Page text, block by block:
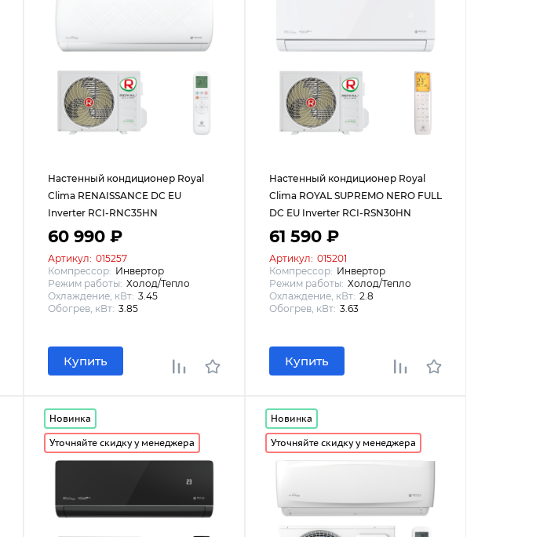
Настенный кондиционер Royal
Clima RENAISSANCE DC EU
Inverter RCI-RNC35HN
60 990 ₽
Артикул: 015257
Компрессор: Инвертор
Режим работы: Холод/Тепло
Охлаждение, кВт: 3.45
Обогрев, кВт: 3.85
Купить
Настенный кондиционер Royal
Clima ROYAL SUPREMO NERO FULL
DC EU Inverter RCI-RSN30HN
61 590 ₽
Артикул: 015201
Компрессор: Инвертор
Режим работы: Холод/Тепло
Охлаждение, кВт: 2.8
Обогрев, кВт: 3.63
Купить
Новинка
Уточняйте скидку у менеджера
Новинка
Уточняйте скидку у менеджера